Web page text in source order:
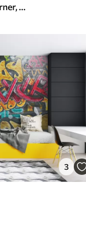
Rummet med planeter og stjerner, akvarel, kosmisk
3